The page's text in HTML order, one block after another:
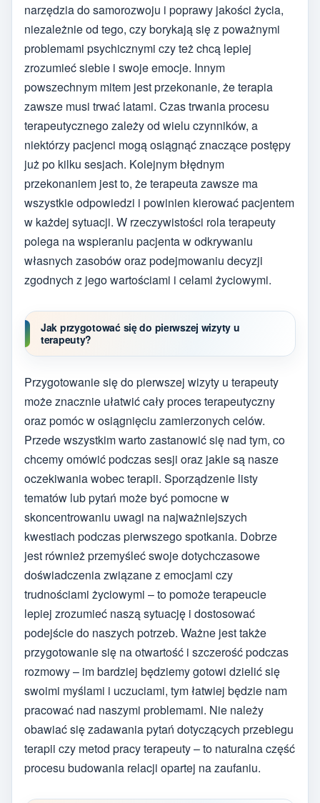
narzędzia do samorozwoju i poprawy jakości życia,
niezależnie od tego, czy borykają się z poważnymi
problemami psychicznymi czy też chcą lepiej
zrozumieć siebie i swoje emocje. Innym
powszechnym mitem jest przekonanie, że terapia
zawsze musi trwać latami. Czas trwania procesu
terapeutycznego zależy od wielu czynników, a
niektórzy pacjenci mogą osiągnąć znaczące postępy
już po kilku sesjach. Kolejnym błędnym
przekonaniem jest to, że terapeuta zawsze ma
wszystkie odpowiedzi i powinien kierować pacjentem
w każdej sytuacji. W rzeczywistości rola terapeuty
polega na wspieraniu pacjenta w odkrywaniu
własnych zasobów oraz podejmowaniu decyzji
zgodnych z jego wartościami i celami życiowymi.
Jak przygotować się do pierwszej wizyty u
terapeuty?
Przygotowanie się do pierwszej wizyty u terapeuty
może znacznie ułatwić cały proces terapeutyczny
oraz pomóc w osiągnięciu zamierzonych celów.
Przede wszystkim warto zastanowić się nad tym, co
chcemy omówić podczas sesji oraz jakie są nasze
oczekiwania wobec terapii. Sporządzenie listy
tematów lub pytań może być pomocne w
skoncentrowaniu uwagi na najważniejszych
kwestiach podczas pierwszego spotkania. Dobrze
jest również przemyśleć swoje dotychczasowe
doświadczenia związane z emocjami czy
trudnościami życiowymi – to pomoże terapeucie
lepiej zrozumieć naszą sytuację i dostosować
podejście do naszych potrzeb. Ważne jest także
przygotowanie się na otwartość i szczerość podczas
rozmowy – im bardziej będziemy gotowi dzielić się
swoimi myślami i uczuciami, tym łatwiej będzie nam
pracować nad naszymi problemami. Nie należy
obawiać się zadawania pytań dotyczących przebiegu
terapii czy metod pracy terapeuty – to naturalna część
procesu budowania relacji opartej na zaufaniu.